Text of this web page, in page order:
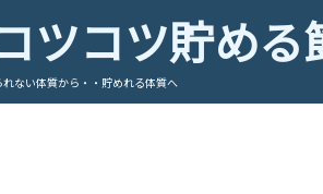
ツコツ貯める
れない体質から・・貯めれる体質へ